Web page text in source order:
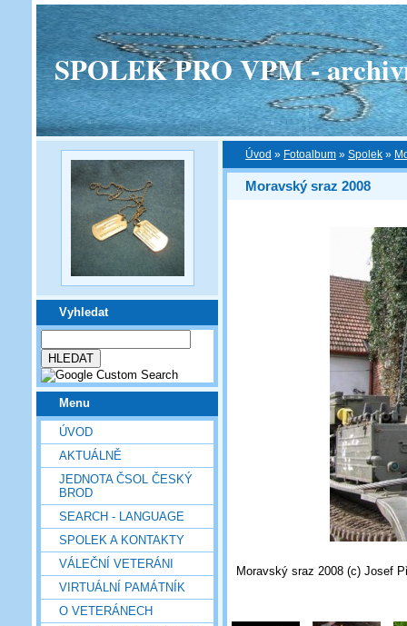
SPOLEK PRO VPM -
Vyhledat
Menu
ÚVOD
AKTUÁLNĚ
JEDNOTA ČSOL ČESKÝ
BROD
SEARCH - LANGUAGE
SPOLEK A KONTAKTY
VÁLEČNÍ VETERÁNI
VIRTUÁLNÍ PAMÁTNÍK
O VETERÁNECH
Úvod » Fotoalbum » Spolek »
Moravský sraz 2008
Moravský sraz 2008 (c) Josef